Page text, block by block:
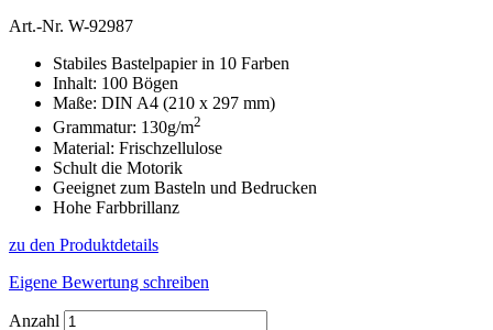
Art.-Nr. W-92987
Stabiles Bastelpapier in 10 Farben
Inhalt: 100 Bögen
Maße: DIN A4 (210 x 297 mm)
Grammatur: 130g/m2
Material: Frischzellulose
Schult die Motorik
Geeignet zum Basteln und Bedrucken
Hohe Farbbrillanz
zu den Produktdetails
Eigene Bewertung schreiben
Anzahl